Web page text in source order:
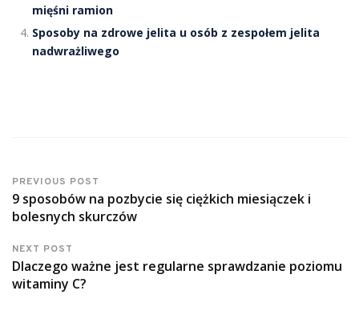
mięśni ramion
Sposoby na zdrowe jelita u osób z zespołem jelita
nadwrażliwego
PREVIOUS POST
9 sposobów na pozbycie się ciężkich miesiączek i
bolesnych skurczów
NEXT POST
Dlaczego ważne jest regularne sprawdzanie poziomu
witaminy C?